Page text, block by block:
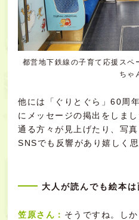
都営地下鉄線の子育て応援スペ
ちゃ
他には「ぐりとぐら」60周
にメッセージの掲出をしま
通る方々が見上げたり、写
SNSでも反響があり嬉しく思
大人が読んでも絵本は
笠原さん： そうですね。し